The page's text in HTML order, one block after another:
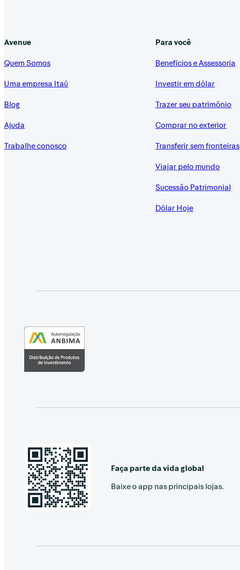
Avenue
Quem Somos
Uma empresa Itaú
Blog
Ajuda
Trabalhe conosco
Para você
Benefícios e Assessoria
Investir em dólar
Trazer seu patrimônio
Comprar no exterior
Transferir sem fronteiras
Viajar pelo mundo
Sucessão Patrimonial
Dólar Hoje
Faça parte da vida global
Baixe o app nas principais lojas.